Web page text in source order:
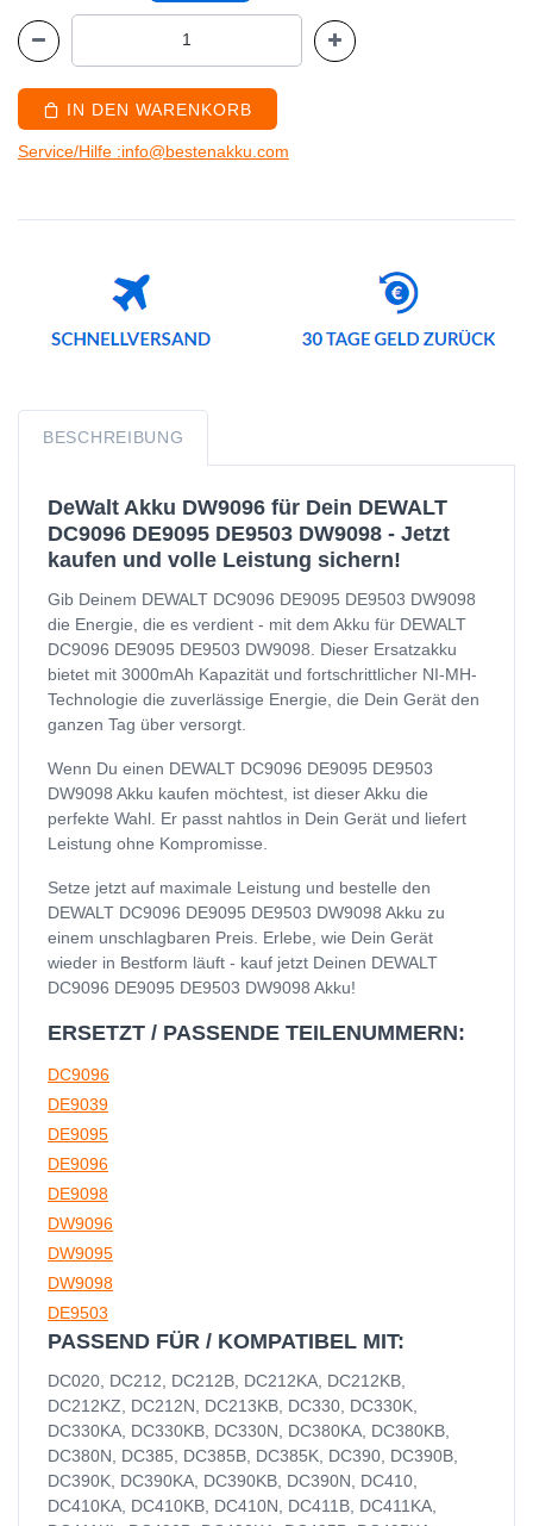
IN DEN WARENKORB
Service/Hilfe :info@bestenakku.com
BESCHREIBUNG
DeWalt Akku DW9096 für Dein DEWALT
DC9096 DE9095 DE9503 DW9098 - Jetzt
kaufen und volle Leistung sichern!
Gib Deinem DEWALT DC9096 DE9095 DE9503 DW9098
die Energie, die es verdient - mit dem Akku für DEWALT
DC9096 DE9095 DE9503 DW9098. Dieser Ersatzakku
bietet mit 3000mAh Kapazität und fortschrittlicher NI-MH-
Technologie die zuverlässige Energie, die Dein Gerät den
ganzen Tag über versorgt.
Wenn Du einen DEWALT DC9096 DE9095 DE9503
DW9098 Akku kaufen möchtest, ist dieser Akku die
perfekte Wahl. Er passt nahtlos in Dein Gerät und liefert
Leistung ohne Kompromisse.
Setze jetzt auf maximale Leistung und bestelle den
DEWALT DC9096 DE9095 DE9503 DW9098 Akku zu
einem unschlagbaren Preis. Erlebe, wie Dein Gerät
wieder in Bestform läuft - kauf jetzt Deinen DEWALT
DC9096 DE9095 DE9503 DW9098 Akku!
ERSETZT / PASSENDE TEILENUMMERN:
DC9096
DE9039
DE9095
DE9096
DE9098
DW9096
DW9095
DW9098
DE9503
PASSEND FÜR / KOMPATIBEL MIT:
DC020, DC212, DC212B, DC212KA, DC212KB,
DC212KZ, DC212N, DC213KB, DC330, DC330K,
DC330KA, DC330KB, DC330N, DC380KA, DC380KB,
DC380N, DC385, DC385B, DC385K, DC390, DC390B,
DC390K, DC390KA, DC390KB, DC390N, DC410,
DC410KA, DC410KB, DC410N, DC411B, DC411KA,